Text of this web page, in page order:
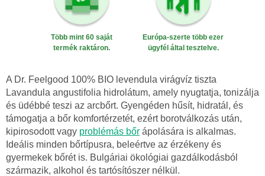
Több mint 60 saját
termék raktáron.
Európa-szerte több ezer
ügyfél által tesztelve.
A Dr. Feelgood 100% BIO levendula virágvíz tiszta
Lavandula angustifolia hidrolátum, amely nyugtatja, tonizálja
és üdébbé teszi az arcbőrt. Gyengéden hűsít, hidratál, és
támogatja a bőr komfortérzetét, ezért borotválkozás után,
kipirosodott vagy problémás bőr ápolására is alkalmas.
Ideális minden bőrtípusra, beleértve az érzékeny és
gyermekek bőrét is. Bulgáriai ökológiai gazdálkodásból
származik, alkohol és tartósítószer nélkül.